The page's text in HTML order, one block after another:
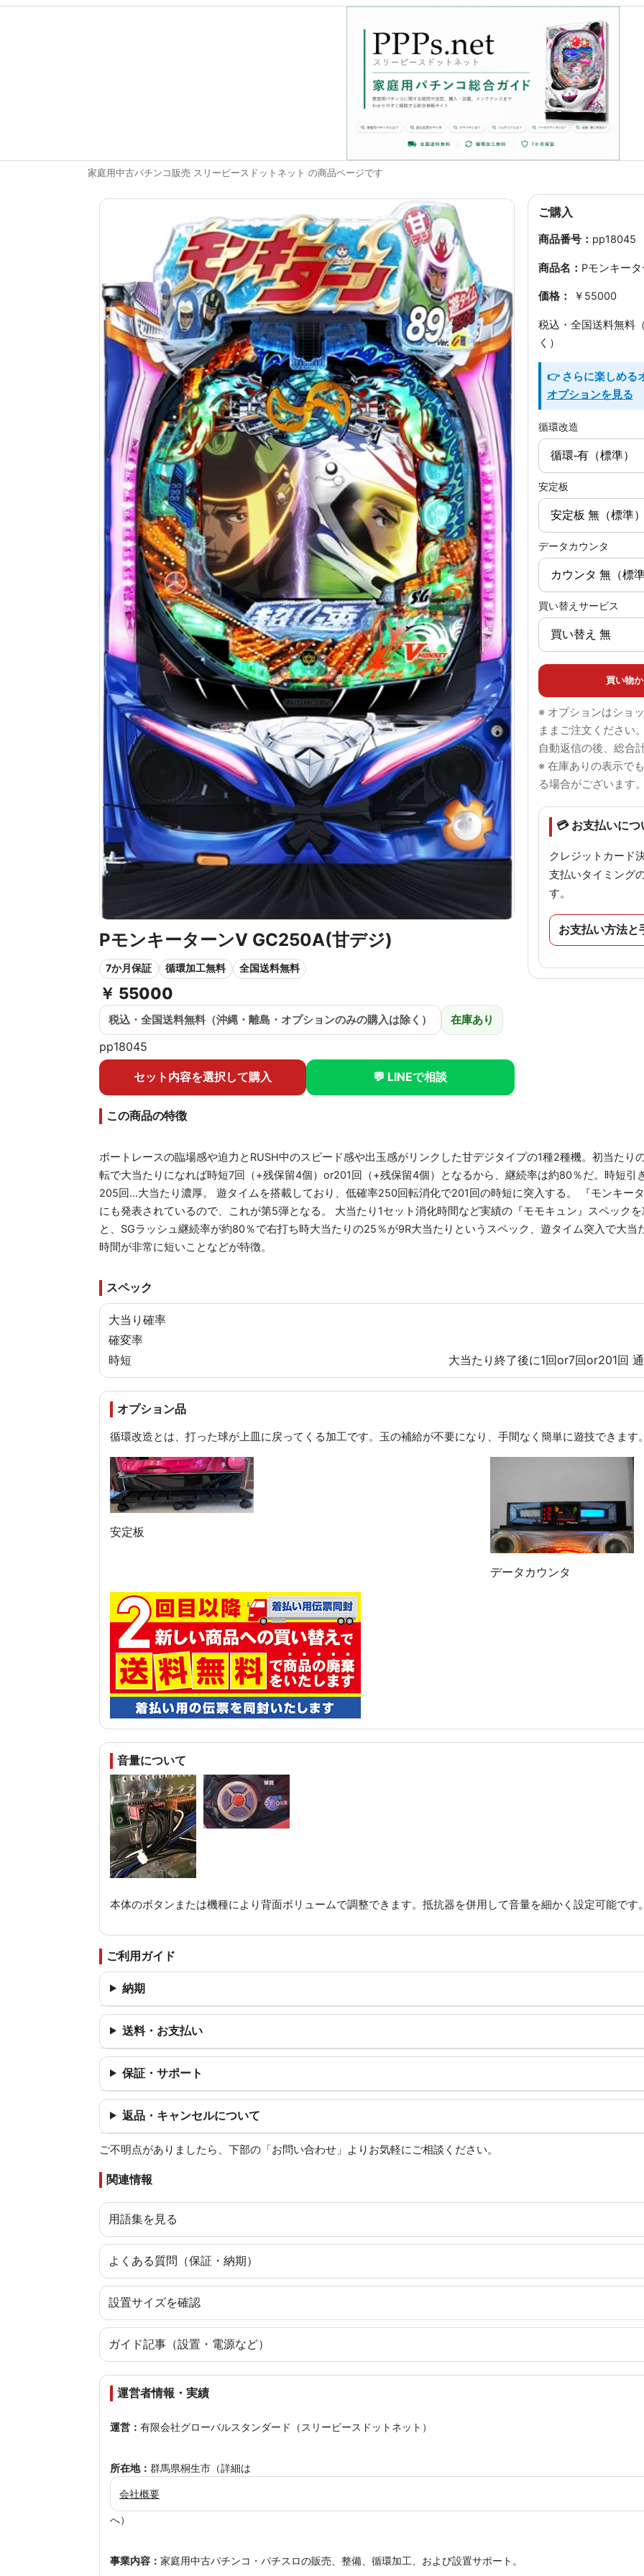
家庭用中古パチンコ販売 スリーピースドットネット の商品ページです
PモンキーターンV GC250A(甘デジ)
7か月保証 循環加工無料 全国送料無料
￥ 55000
税込・全国送料無料（沖縄・離島・オプションのみの購入は除く） 在庫あり
pp18045
セット内容を選択して購入 💬 LINEで相談
ご購入
商品番号： pp18045
商品名： Pモンキー
価格： ￥55000
税込・全国送料無料
く）
👉 さらに楽しめる
オプションを見る
循環改造
安定板
データカウンタ
買い替えサービス
買い物
※ オプションはショ
ままご注文ください
自動返信の後、総合
※ 在庫ありの表示で
る場合がございます
💳 お支払いにつ
クレジットカード
支払いタイミング
す。
お支払い方法と
この商品の特徴
ボートレースの臨場感や迫力とRUSH中のスピード感や出玉感がリンクした甘デジタイプの1種2種機。初当た
転で大当たりになれば時短7回（+残保留4個）or201回（+残保留4個）となるから、継続率は約80％だ。時短
205回…大当たり濃厚。 遊タイムを搭載しており、低確率250回転消化で201回の時短に突入する。 『モンキー
にも発表されているので、これが第5弾となる。 大当たり1セット消化時間など実績の『モモキュン』スペック
と、SGラッシュ継続率が約80％で右打ち時大当たりの25％が9R大当たりというスペック、遊タイム突入で大
時間が非常に短いことなどが特徴。
スペック
大当り確率
確変率
時短
大当たり終了後に1回or7回or201回
オプション品
循環改造とは、打った球が上皿に戻ってくる加工です。玉の補給が不要になり、手間なく簡単に遊技できます
安定板
データカウンタ
音量について
本体のボタンまたは機種により背面ボリュームで調整できます。抵抗器を併用して音量を細かく設定可能です
ご利用ガイド
納期
送料・お支払い
保証・サポート
返品・キャンセルについて
ご不明点がありましたら、下部の「お問い合わせ」よりお気軽にご相談ください。
関連情報
用語集を見る
よくある質問（保証・納期）
設置サイズを確認
ガイド記事（設置・電源など）
運営者情報・実績
運営： 有限会社グローバルスタンダード（スリーピースドットネット）
所在地： 群馬県桐生市（詳細は
会社概要
へ）
事業内容： 家庭用中古パチンコ・パチスロの販売、整備、循環加工、および設置サポート。